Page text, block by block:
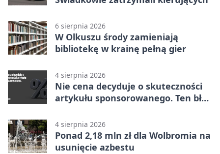
6 sierpnia 2026
W Olkuszu środy zamieniają
bibliotekę w krainę pełną gier
4 sierpnia 2026
Nie cena decyduje o skuteczności
artykułu sponsorowanego. Ten błąd
4 sierpnia 2026
Ponad 2,18 mln zł dla Wolbromia na
usunięcie azbestu